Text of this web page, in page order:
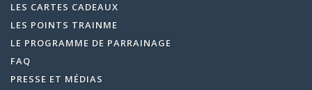
LES CARTES CADEAUX
LES POINTS TRAINME
LE PROGRAMME DE PARRAINAGE
FAQ
PRESSE ET MÉDIAS